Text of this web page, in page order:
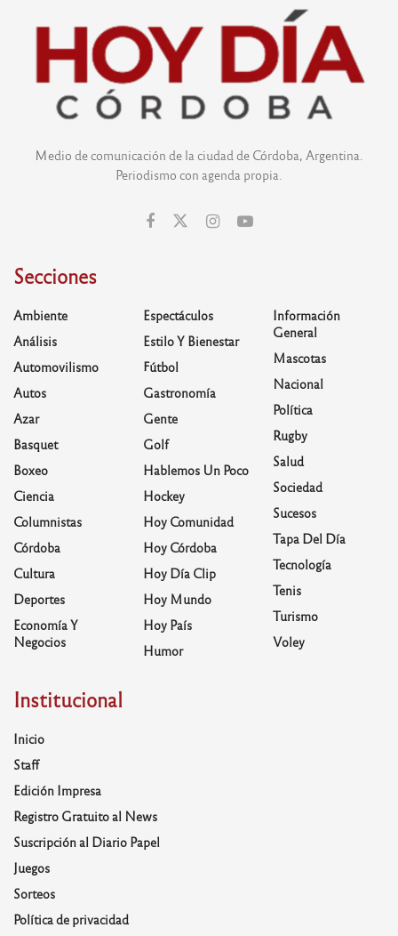
Medio de comunicación de la ciudad de Córdoba, Argentina.
Periodismo con agenda propia.
Secciones
Ambiente
Análisis
Automovilismo
Autos
Azar
Basquet
Boxeo
Ciencia
Columnistas
Córdoba
Cultura
Deportes
Economía Y
Negocios
Espectáculos
Estilo Y Bienestar
Fútbol
Gastronomía
Gente
Golf
Hablemos Un Poco
Hockey
Hoy Comunidad
Hoy Córdoba
Hoy Día Clip
Hoy Mundo
Hoy País
Humor
Información
General
Mascotas
Nacional
Política
Rugby
Salud
Sociedad
Sucesos
Tapa Del Día
Tecnología
Tenis
Turismo
Voley
Institucional
Inicio
Staff
Edición Impresa
Registro Gratuito al News
Suscripción al Diario Papel
Juegos
Sorteos
Política de privacidad